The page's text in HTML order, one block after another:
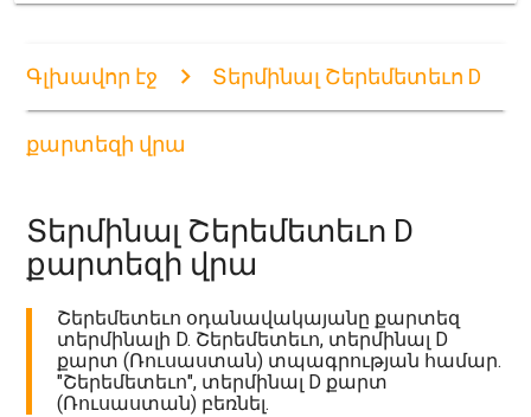
Գլխավոր էջ Տերմինալ Շերեմետեւո D
քարտեզի վրա
Տերմինալ Շերեմետեւո D
քարտեզի վրա
Շերեմետեւո օդանավակայանը քարտեզ
տերմինալի D. Շերեմետեւո, տերմինալ D
քարտ (Ռուսաստան) տպագրության համար.
"Շերեմետեւո", տերմինալ D քարտ
(Ռուսաստան) բեռնել.